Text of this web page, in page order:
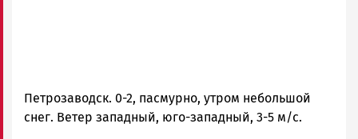
Петрозаводск. 0-2, пасмурно, утром небольшой
снег. Ветер западный, юго-западный, 3-5 м/с.